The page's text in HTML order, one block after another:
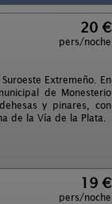
20 €
pers/noche
Extremeño. En
de Monesterio
y pinares, con
de la Vía de la Plata.
19 €
pers/noche